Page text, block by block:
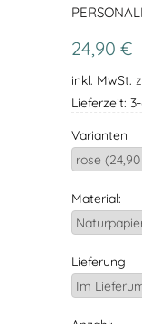
24,90 €
inkl. MwSt.
Lieferzeit:
Varianten
Material:
Lieferung